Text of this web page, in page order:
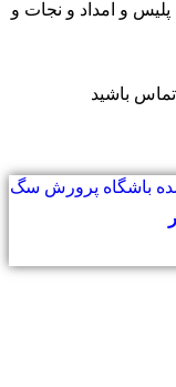
و امداد و نجات و
تماس باشيد